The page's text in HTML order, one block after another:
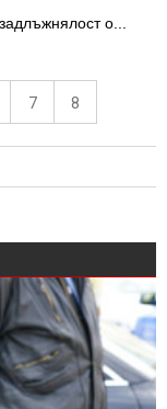
о...
7 8